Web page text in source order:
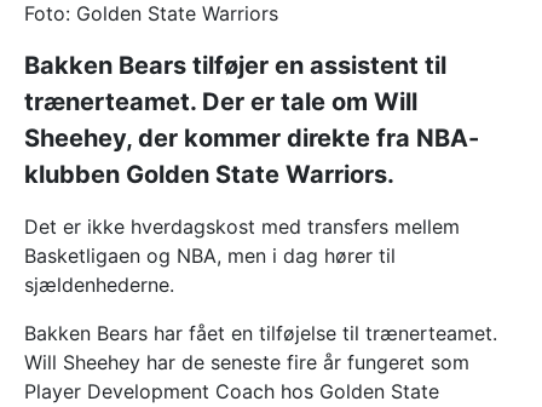
Foto: Golden State Warriors
Bakken Bears tilføjer en assistent til
trænerteamet. Der er tale om Will
Sheehey, der kommer direkte fra NBA-
klubben Golden State Warriors.
Det er ikke hverdagskost med transfers mellem
Basketligaen og NBA, men i dag hører til
sjældenhederne.
Bakken Bears har fået en tilføjelse til trænerteamet.
Will Sheehey har de seneste fire år fungeret som
Player Development Coach hos Golden State